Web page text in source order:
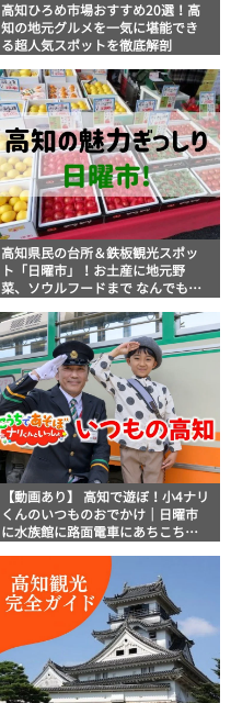
高知ひろめ市場おすすめ20選！高
知の地元グルメを一気に堪能でき
る超人気スポットを徹底解剖
高知県民の台所＆鉄板観光スポッ
ト「日曜市」！お土産に地元野
菜、ソウルフードまで なんでもそ
説！
【動画あり】 高知で遊ぼ！小4ナリ
くんのいつものおでかけ｜日曜市
に水族館に路面電車にあちこち巡